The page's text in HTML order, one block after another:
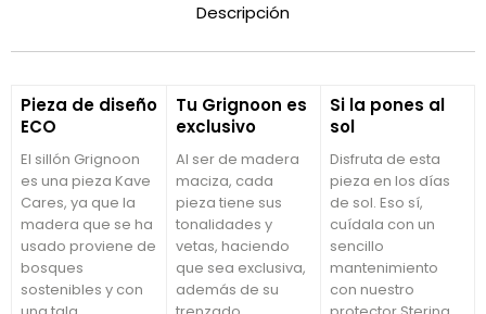
Descripción
Pieza de diseño
ECO
El sillón Grignoon
es una pieza Kave
Cares, ya que la
madera que se ha
usado proviene de
bosques
sostenibles y con
Tu Grignoon es
exclusivo
Al ser de madera
maciza, cada
pieza tiene sus
tonalidades y
vetas, haciendo
que sea exclusiva,
además de su
Si la pones al
sol
Disfruta de esta
pieza en los días
de sol. Eso sí,
cuídala con un
sencillo
mantenimiento
con nuestro